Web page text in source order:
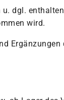
u. dgl.
wird.